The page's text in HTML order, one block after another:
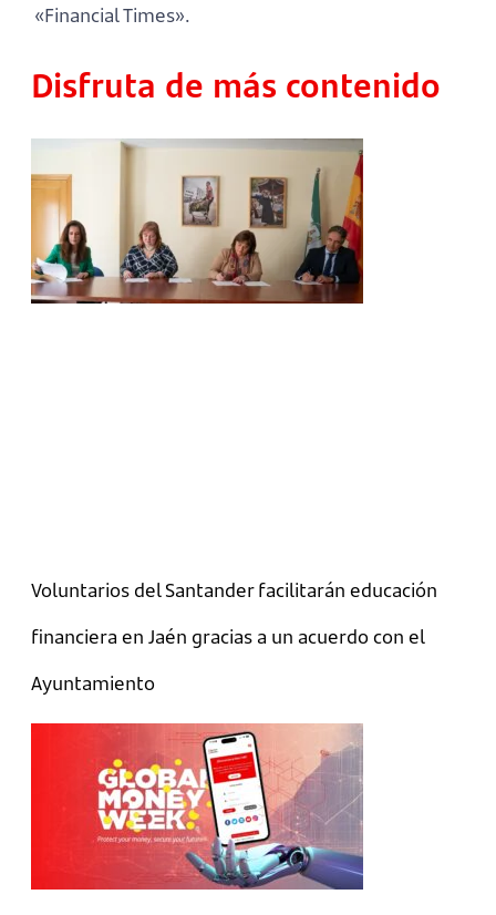
«Financial Times».
Disfruta de más contenido
Voluntarios del Santander facilitarán educación
financiera en Jaén gracias a un acuerdo con el
Ayuntamiento